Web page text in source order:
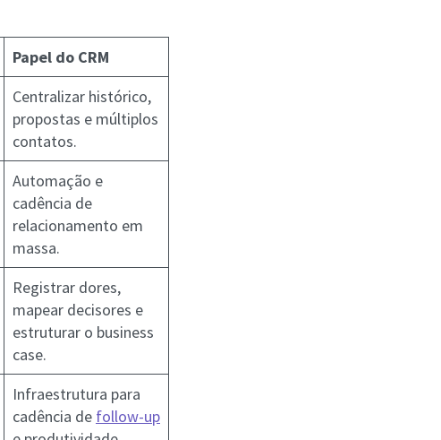
Papel do CRM
Centralizar histórico,
propostas e múltiplos
contatos.
Automação e
cadência de
relacionamento em
massa.
Registrar dores,
mapear decisores e
estruturar o business
case.
Infraestrutura para
cadência de follow-up